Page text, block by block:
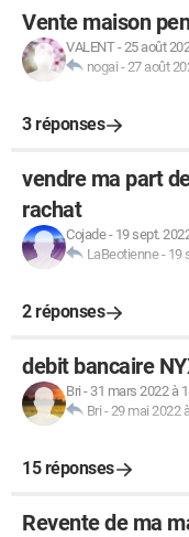
Vente maison
VALENT-25 août
nogai -27 août
3 réponses
vendre ma part
rachat
Cojade- 19 sept.
LaBeotienne- 19
2 réponses
debit bancaire
Bri - 31 mars 2022 à
Bri -29 mai 2022
15 réponses
Revente de ma